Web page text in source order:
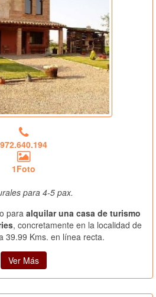
972.640.194
1Foto
para 4-5 pax.
para alquilar una casa de turismo
, concretamente en la localidad de
39.99 Kms. en línea recta.
Ver Más